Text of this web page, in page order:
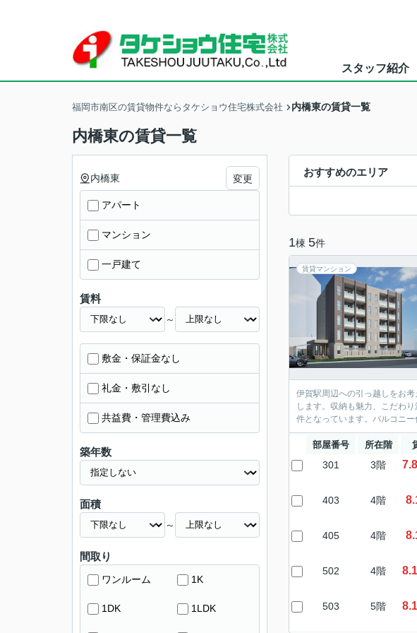
スタッフ紹介
福岡市南区の賃貸物件ならタケショウ住宅株式会社 内橋東の賃貸一覧
内橋東の賃貸一覧
おすすめのエリア
1棟 5件
賃貸マンション
伊賀駅周辺への引っ越しをお
します。収納も魅力、こだわ
件となっています。バルコニ
部屋番号 所在階
301 3階
403 4階
405 4階
502 4階
503 5階
内橋東 変更
アパート
マンション
一戸建て
賃料
～
敷金・保証金なし
礼金・敷引なし
共益費・管理費込み
築年数
面積
～
間取り
ワンルーム 1K
1DK 1LDK